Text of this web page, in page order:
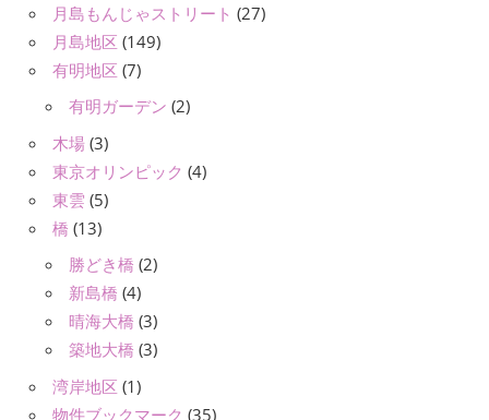
月島もんじゃストリート (27)
月島地区 (149)
有明地区 (7)
有明ガーデン (2)
木場 (3)
東京オリンピック (4)
東雲 (5)
橋 (13)
勝どき橋 (2)
新島橋 (4)
晴海大橋 (3)
築地大橋 (3)
湾岸地区 (1)
物件ブックマーク (35)